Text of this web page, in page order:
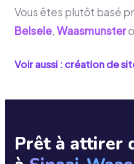
Vous êtes plutôt basé
Belsele, Waasmunster
Voir aussi : création de
Prêt à attirer